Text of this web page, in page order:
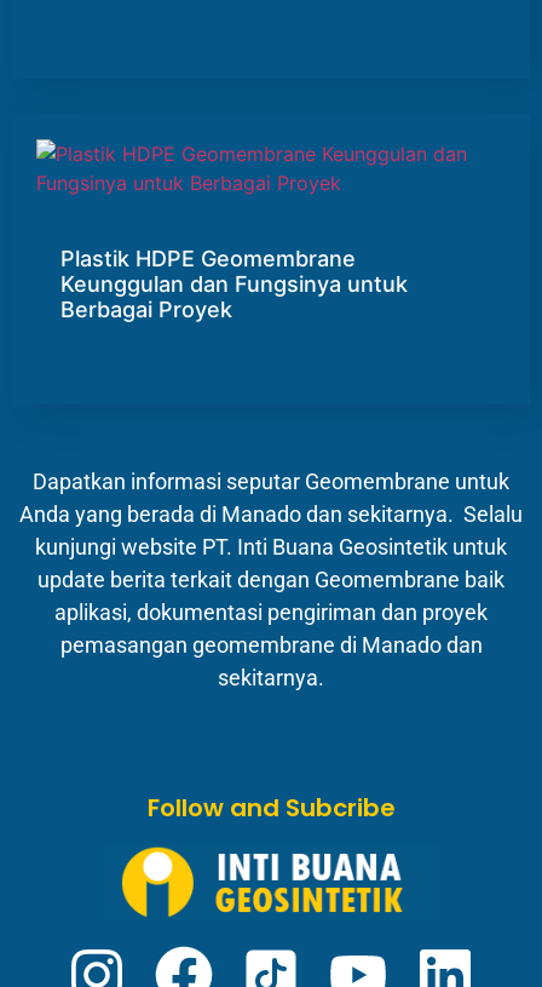
Plastik HDPE Geomembrane
Keunggulan dan Fungsinya untuk
Berbagai Proyek
Dapatkan informasi seputar Geomembrane untuk
Anda yang berada di Manado dan sekitarnya. Selalu
kunjungi website PT. Inti Buana Geosintetik untuk
update berita terkait dengan Geomembrane baik
aplikasi, dokumentasi pengiriman dan proyek
pemasangan geomembrane di Manado dan
sekitarnya.
Follow and Subcribe